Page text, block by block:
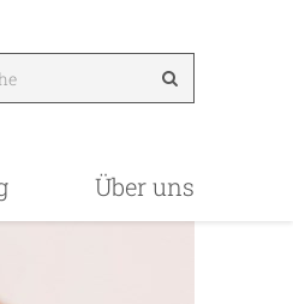
Über uns